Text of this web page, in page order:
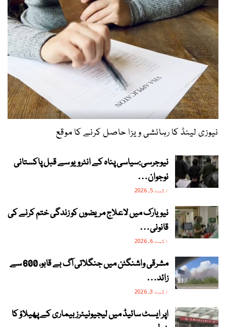
نیوزی لینڈ کا رہائشی ویزا حاصل کرنے کا موقع
نیوجرسی:سیاسی پناہ کے انٹرویو سے قبل پاکستانی
نوجوان…
اگست 5, 2026
نیویارک میں لاعلاج مریضوں کو زندگی ختم کرنے کی
قانونی…
اگست 6, 2026
مشرقی واشنگٹن میں جنگلاتی آگ بے قابو، 600 سے
زائد…
اگست 3, 2026
اپر ایسٹ سائیڈ میں لیجیونیئرز بیماری کے پھیلاؤ کا